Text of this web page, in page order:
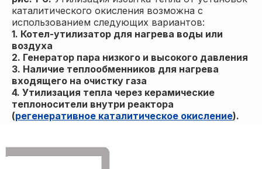
каталитического окисления возможна с
использованием следующих вариантов:
1. Котел-утилизатор для нагрева воды или
воздуха
2. Генератор пара низкого и высокого давления
3. Наличие теплообменников для нагрева
входящего на очистку газа
4. Утилизация тепла через керамические
теплоносители внутри реактора
(регенеративное каталитическое окисление).